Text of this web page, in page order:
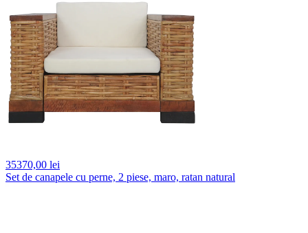
35370,00 lei
Set de canapele cu perne, 2 piese, maro, ratan natural